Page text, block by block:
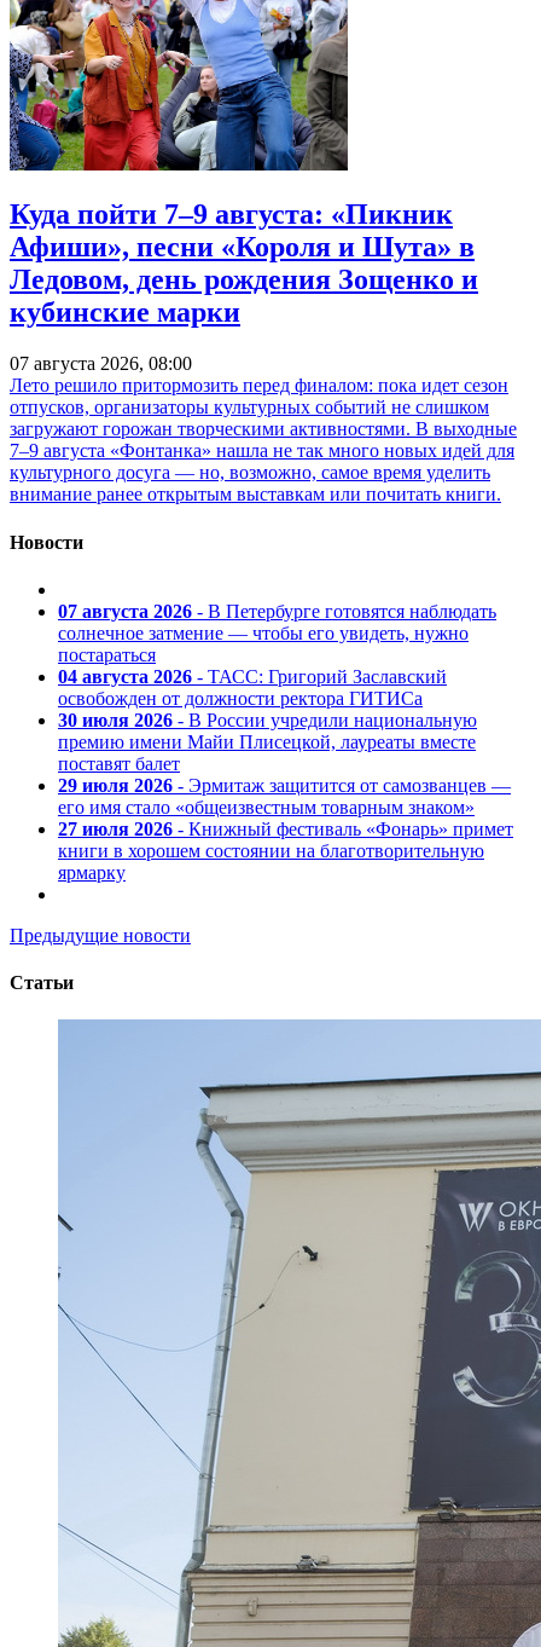
Куда пойти 7–9 августа: «Пикник
Афиши», песни «Короля и Шута» в
Ледовом, день рождения Зощенко и
кубинские марки
07 августа 2026, 08:00
Лето решило притормозить перед финалом: пока идет сезон
отпусков, организаторы культурных событий не слишком
загружают горожан творческими активностями. В выходные
7–9 августа «Фонтанка» нашла не так много новых идей для
культурного досуга — но, возможно, самое время уделить
внимание ранее открытым выставкам или почитать книги.
Новости
07 августа 2026 - В Петербурге готовятся наблюдать
солнечное затмение — чтобы его увидеть, нужно
постараться
04 августа 2026 - ТАСС: Григорий Заславский
освобожден от должности ректора ГИТИСа
30 июля 2026 - В России учредили национальную
премию имени Майи Плисецкой, лауреаты вместе
поставят балет
29 июля 2026 - Эрмитаж защитится от самозванцев —
его имя стало «общеизвестным товарным знаком»
27 июля 2026 - Книжный фестиваль «Фонарь» примет
книги в хорошем состоянии на благотворительную
ярмарку
Предыдущие новости
Статьи